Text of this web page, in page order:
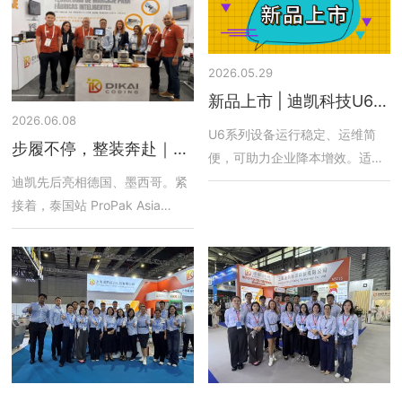
2026.06.08
步履不停，整装奔赴｜迪
凯科技德墨展会圆满收
官，泰国ProPak 2026蓄
势待发！
迪凯先后亮相德国、墨西哥。紧
接着，泰国站 ProPak Asia
2026即将重磅启幕，我们再度整
装出发，奔赴现场！
2026.05.29
新品上市 | 迪凯科技U6系
列紫外激光打码机稳定高
效，赋能精细标识生产
U6系列设备运行稳定、运维简
便，可助力企业降本增效。适配
高速生产线及多种复杂材质表
药、日化、电子等行业。